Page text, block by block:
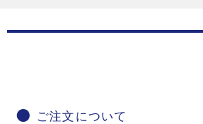
ご注文について